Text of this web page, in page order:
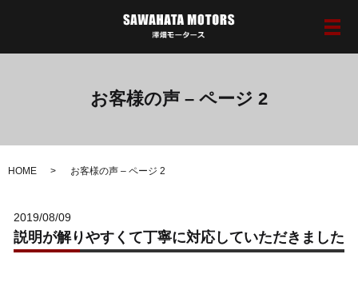
メ
お客様の声 – ページ 2
HOME お客様の声 – ページ 2
2019/08/09
説明が解りやすくて丁寧に対応していただきました